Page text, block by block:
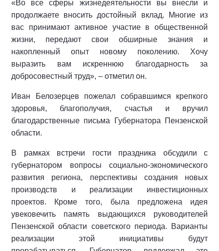
«Во все сферы жизнедеятельности вы внесли и
продолжаете вносить достойный вклад. Многие из
вас принимают активное участие в общественной
жизни, передают свои обширные знания и
накопленный опыт новому поколению. Хочу
выразить вам искреннюю благодарность за
добросовестный труд», – отметил он.
Иван Белозерцев пожелал собравшимся крепкого
здоровья, благополучия, счастья и вручил
благодарственные письма Губернатора Пензенской
области.
В рамках встречи гости праздника обсудили с
губернатором вопросы социально-экономического
развития региона, перспективы создания новых
производств и реализации инвестиционных
проектов. Кроме того, была предложена идея
увековечить память выдающихся руководителей
Пензенской области советского периода. Варианты
реализации этой инициативы будут